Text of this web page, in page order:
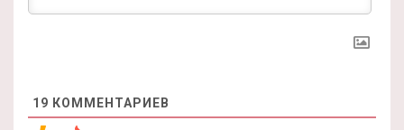
19 КОММЕНТАРИЕВ